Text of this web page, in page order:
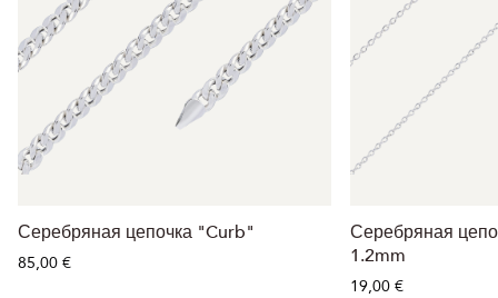
Серебряная цепочка "Curb"
85,00 €
Серебряная
1.2mm
19,00 €